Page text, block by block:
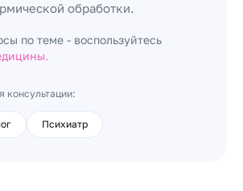
обработки.
по теме - воспользуйтесь
консультации:
Психиатр